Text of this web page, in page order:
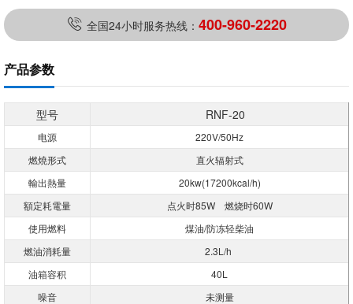
全国24小时服务热线： 400-960-2220
产品参数
型号 RNF-20
电源
220V/50Hz
燃燒形式
直火辐射式
輸出熱量
20kw(17200kcal/h)
額定耗電量
点火时85W 燃烧时60W
使用燃料
煤油/防冻轻柴油
燃油消耗量
2.3L/h
油箱容积
40L
噪音
未测量